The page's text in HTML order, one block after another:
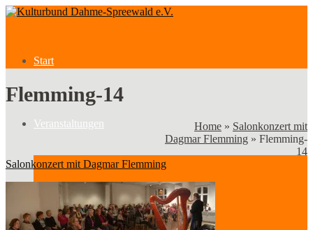
Start
Veranstaltungen
Veranstaltungen
Flemming-14
Home » Salonkonzert mit
Dagmar Flemming » Flemming-
14
Salonkonzert mit Dagmar Flemming